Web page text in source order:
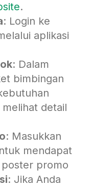
.
: Login ke
aplikasi
: Dalam
bimbingan
detail
: Masukkan
mendapat
poster promo
: Jika Anda